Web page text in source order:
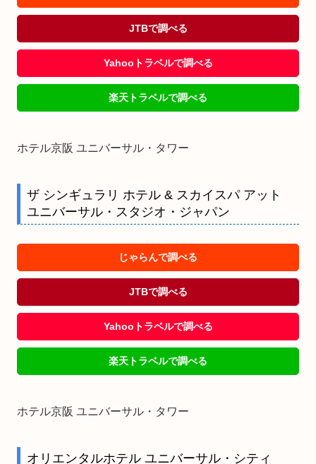
JTBで調べる
Yahooトラベルで調べる
楽天トラベルで調べる
ホテル京阪 ユニバーサル・タワー
ザ シンギュラリ ホテル & スカイスパ アット
ユニバーサル・スタジオ・ジャパン
じゃらんで調べる
JTBで調べる
Yahooトラベルで調べる
楽天トラベルで調べる
ホテル京阪 ユニバーサル・タワー
オリエンタルホテル ユニバーサル・シティ